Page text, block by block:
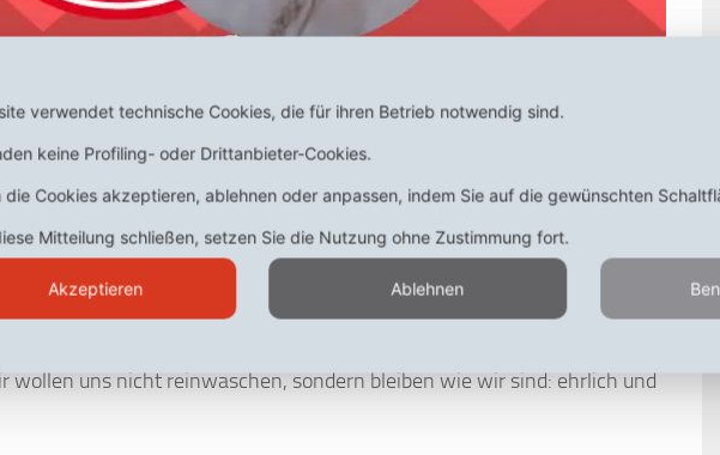
Minute
in neuen Schläuchen“, werden Gutmenschen und Medien schreien, und
wollen uns nicht reinwaschen, sondern bleiben wie wir sind: ehrlich und
verwendet technische Cookies, die für ihren Betrieb notwendig sind.
keine Profiling- oder Drittanbieter-Cookies.
die Cookies akzeptieren, ablehnen oder anpassen, indem Sie auf die gewünschten
Mitteilung schließen, setzen Sie die Nutzung ohne Zustimmung fort.
Akzeptieren Ablehnen